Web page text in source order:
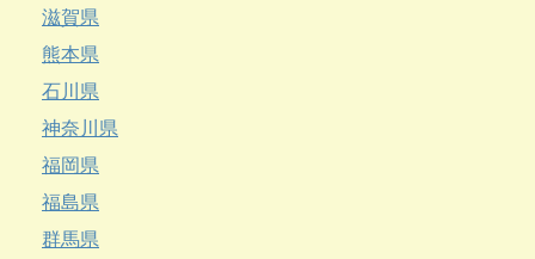
滋賀県
熊本県
石川県
神奈川県
福岡県
福島県
群馬県